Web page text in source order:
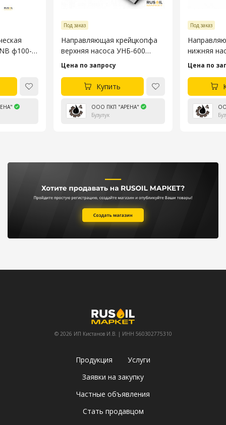
ф100-
Под заказ
Направляющая крейцкопфа
верхняя насоса УНБ-600
4045.53.106-4
Цена по запросу
Купить
ООО ПКП "АРЕНА"
Бузулук
Под заказ
нижняя
Цена по
© 2026 ИП Кистанов И.В. | ИНН 560302775310
Продукция
Услуги
Заявки на закупку
Частные объявления
Стать продавцом